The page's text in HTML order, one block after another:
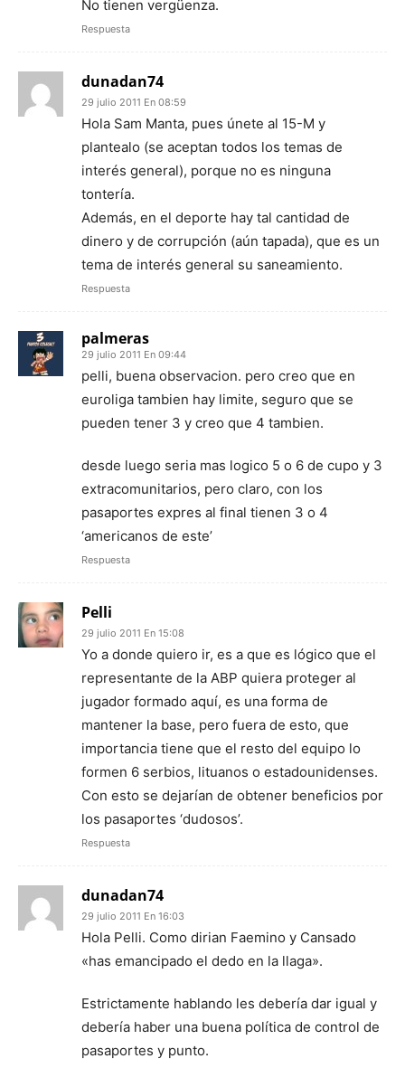
No tienen vergüenza.
Respuesta
dunadan74
29 julio 2011 En 08:59
Hola Sam Manta, pues únete al 15-M y
plantealo (se aceptan todos los temas de
interés general), porque no es ninguna
tontería.
Además, en el deporte hay tal cantidad de
dinero y de corrupción (aún tapada), que es un
tema de interés general su saneamiento.
Respuesta
palmeras
29 julio 2011 En 09:44
pelli, buena observacion. pero creo que en
euroliga tambien hay limite, seguro que se
pueden tener 3 y creo que 4 tambien.
desde luego seria mas logico 5 o 6 de cupo y 3
extracomunitarios, pero claro, con los
pasaportes expres al final tienen 3 o 4
‘americanos de este’
Respuesta
Pelli
29 julio 2011 En 15:08
Yo a donde quiero ir, es a que es lógico que el
representante de la ABP quiera proteger al
jugador formado aquí, es una forma de
mantener la base, pero fuera de esto, que
importancia tiene que el resto del equipo lo
formen 6 serbios, lituanos o estadounidenses.
Con esto se dejarían de obtener beneficios por
los pasaportes ‘dudosos’.
Respuesta
dunadan74
29 julio 2011 En 16:03
Hola Pelli. Como dirian Faemino y Cansado
«has emancipado el dedo en la llaga».
Estrictamente hablando les debería dar igual y
debería haber una buena política de control de
pasaportes y punto.